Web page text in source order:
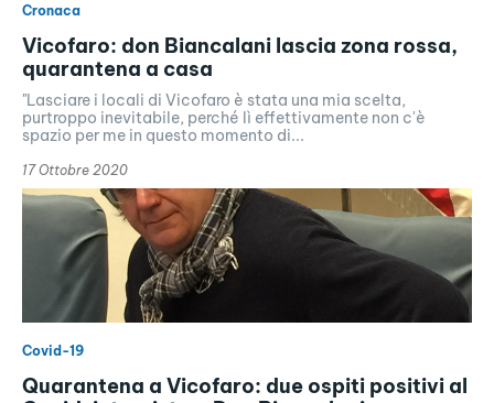
Cronaca
Vicofaro: don Biancalani lascia zona rossa,
quarantena a casa
"Lasciare i locali di Vicofaro è stata una mia scelta,
purtroppo inevitabile, perché lì effettivamente non c'è
spazio per me in questo momento di...
17 Ottobre 2020
Covid-19
Quarantena a Vicofaro: due ospiti positivi al